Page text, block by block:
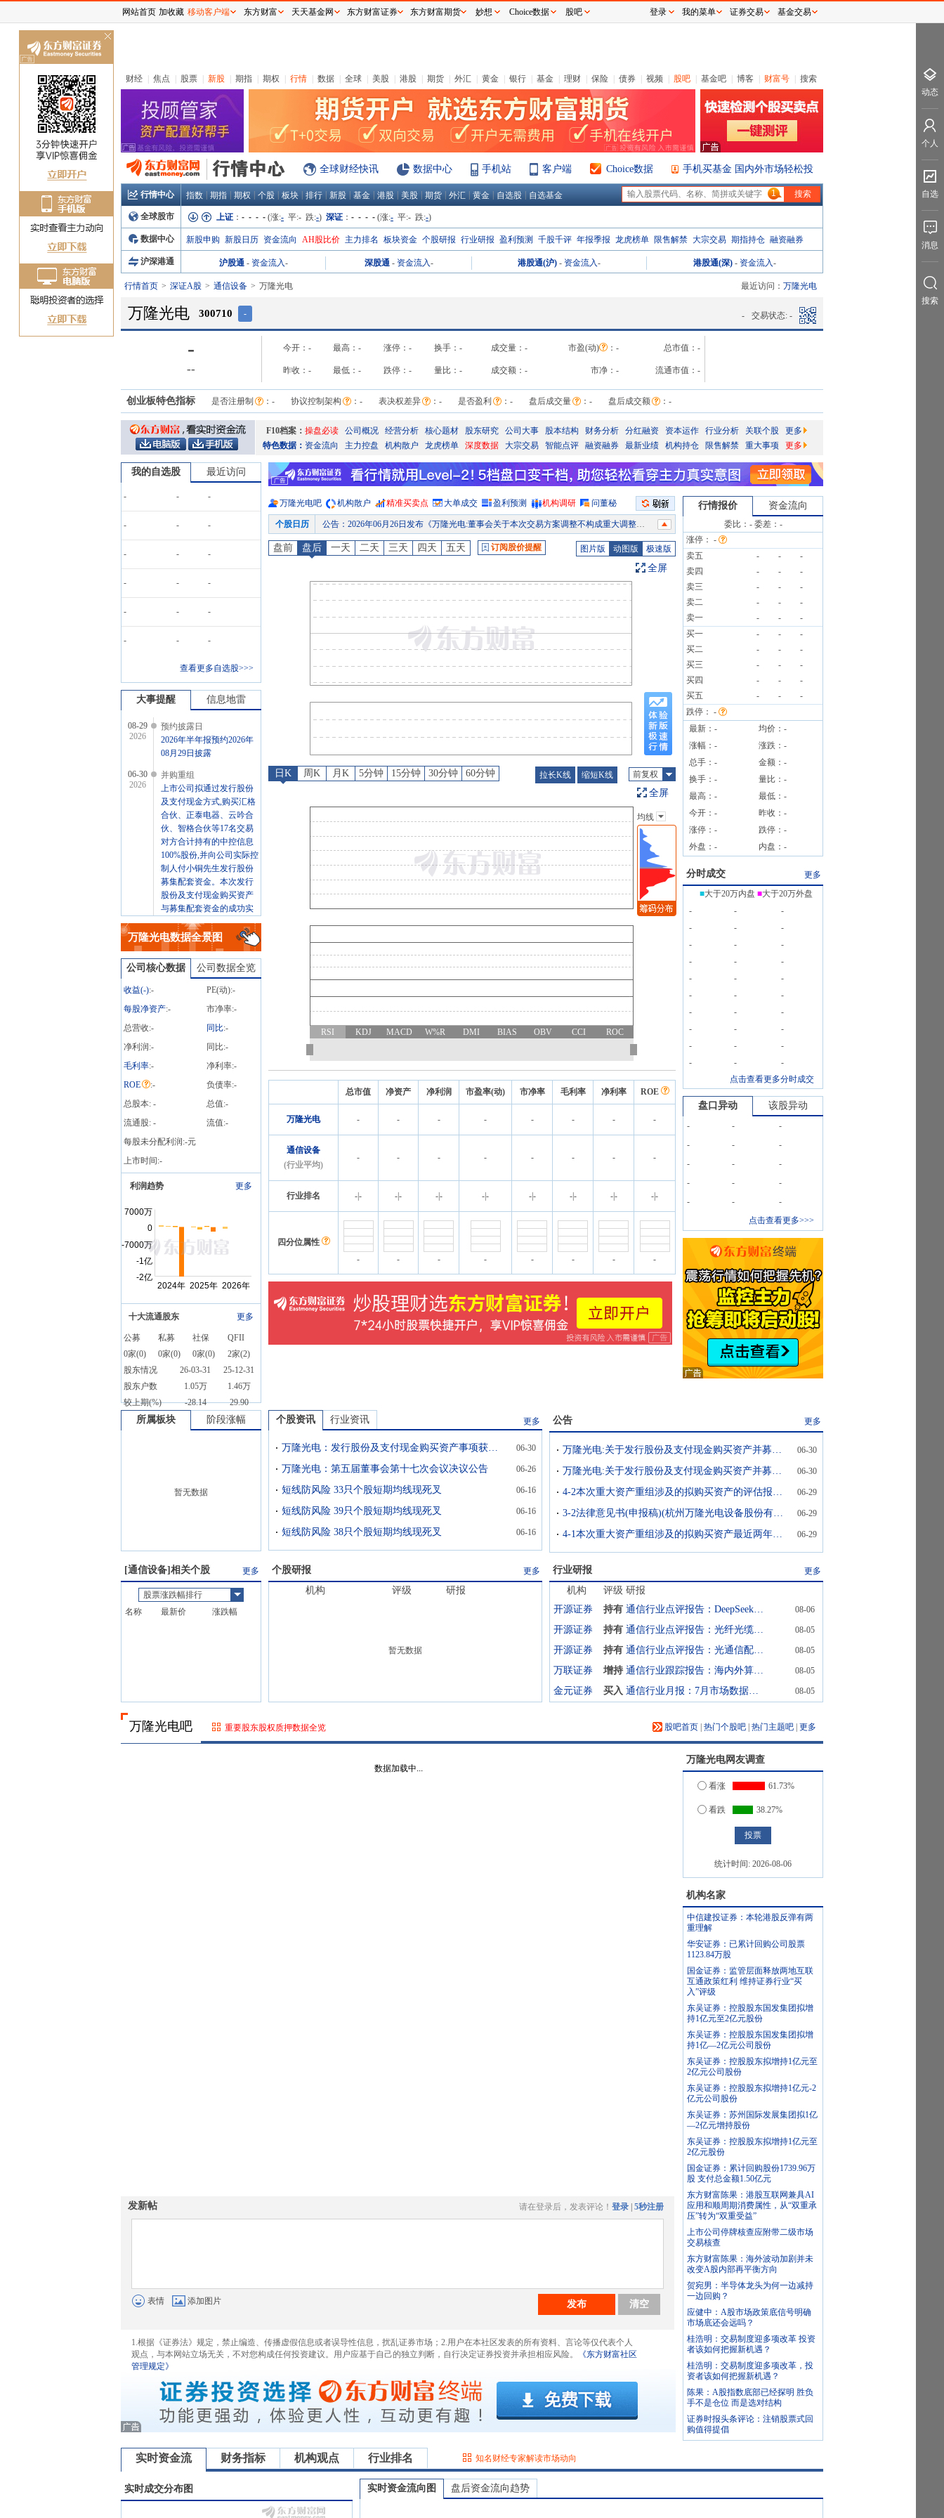
财经 焦点 股票 新股 期指 期权 行情 数据 全球 美股 港股 期货 外汇 黄金 银行 基金 理财 保险 债券 视频 股吧 基金吧 博客 财富号 搜索
全球财经快讯 数据中心 手机站 客户端 Choice数据 手机买基金 国内外市场轻松投
行情中心 指数 期指 期权 个股 板块 排行 新股 基金 港股 美股 期货 外汇 黄金 自选股 自选基金 1
全球股市 上证 ： - - - - (涨:- 平:- 跌:-) 深证 ： - - - - (涨:- 平:- 跌:-)
数据中心 新股申购 新股日历 资金流向 AH股比价 主力排名 板块资金 个股研报 行业研报 盈利预测 千股千评 年报季报 龙虎榜单 限售解禁 大宗交易 期指持仓 融资融券
沪深港通 沪股通 - 资金流入- 深股通 - 资金流入- 港股通(沪) - 资金流入- 港股通(深) - 资金流入-
行情首页 深证A股 通信设备 万隆光电 最近访问： 万隆光电
万隆光电 300710 - - 交易状态: -
-
--
今开： - 最高： - 涨停： - 换手： - 成交量： - 市盈(动) ： - 总市值： -
昨收： - 最低： - 跌停： - 量比： - 成交额： - 市净： - 流通市值： -
创业板特色指标 是否注册制 ： - 协议控制架构 ： - 表决权差异 ： - 是否盈利 ： - 盘后成交量 ： - 盘后成交额 ： -
F10档案： 操盘必读 公司概况 经营分析 核心题材 股东研究 公司大事 股本结构 财务分析 分红融资 资本运作 行业分析 关联个股
更多
特色数据： 资金流向 主力控盘 机构散户 龙虎榜单 深度数据 大宗交易 智能点评 融资融券 最新业绩 机构持仓 限售解禁 重大事项 更多
我的自选股 最近访问
- - -
- - -
- - -
- - -
- - -
- - -
查看更多自选股>>>
大事提醒 信息地雷
08-29
2026
预约披露日
2026年半年报预约2026年
08月29日披露
06-30
2026
并购重组
上市公司拟通过发行股份
及支付现金方式,购买汇格
合伙、正泰电器、云吟合
伙、智格合伙等17名交易
对方合计持有的中控信息
100%股份,并向公司实际控
制人付小铜先生发行股份
募集配套资金。本次发行
股份及支付现金购买资产
与募集配套资金的成功实
施互为前提,共同构成本次
交易不可分割的组成部分,
其中任何一项未获得所需
的批准或其他原因导致无
法付诸实施,则上述两项均
不实施;如因监管政策变化
情况导致本次募集配套资
金需予以调整,则公司亦将
根据相应要求进行调整。
06-30
隆光电:关于发行股份及支
付现金购买资产并募集配
套资金暨关联交易的申请
受理的公告》等2条公告
06-29
2026
本次重大资产重组涉及的
(申报稿)(杭州万隆光电设
备股份有限公司)》等5条公
万隆光电数据全景图
公司核心数据 公司数据全览
收益(-):- PE(动):-
每股净资产:- 市净率:-
总营收:- 同比:-
净利润:- 同比:-
毛利率:- 净利率:-
ROE
:- 负债率:-
总股本: - 总值:-
流通股: - 流值:-
每股未分配利润:-元
上市时间:-
利润趋势 更多
十大流通股东 更多
公募 私募 社保
QFII
0家(0) 0家(0) 0家(0) 2家(2)
股东情况
26-03-31
25-12-31
股东户数
1.05万
1.46万
较上期(%)
-28.14 29.90
万隆光电吧 机构散户 精准买卖点 大单成交 盈利预测 机构调研 问董秘
个股日历 公告 ： 2026年06月26日发布《万隆光电:董事会关于本次交易方案调整不构成重大调整的说明》等8条公告
股东大会：于2026-06-10召开2025年年度股东大会
2026年06月10日发布《万隆光电:北京国枫律师事务所关于杭州万隆光电设备股份有限公司发行股份及支付现金购买资产并募集配套资金相关人员买卖股票的专项核查意见》等5条公告
公告：2026年06月02日发布《万隆光电:关于对外担保的进展公告》
公告：2026年05月29日发布《万隆光电:董事会关于本次交易符合<上市公司证券发行注册管理办法>第十一条规定的说明》等55条公告
预约披露日：2026年半年报预约2026年08月29日披露
并购重组 ：上市公司拟通过发行股份及支付现金方式,购买汇格合伙、正泰电器、云吟合伙、智格合伙等17名交易对方合计持有的中控信息100%股份,并向公司实际控制人付小铜先生发行股份募集配套资金。本次发行股份及支付现金购买资产与募集配套资金的成功实施互为前提,共同构成本次交易不可分割的组成部分,其中任何一项未获得所需的批准或其他原因导致无法付诸实施,则上述两项均不实施;如因监管政策变化或发行核准文件的要求等情况导致本次募集配套资金需予以调整,则公司亦将根据相应要求进行调整。
公告：2026年06月29日发布《4-2本次重大资产重组涉及的拟购买资产的评估报告及评估说明，或者估值报告(申报稿)(杭州万隆光电设备股份有限公司)》等5条公告
盘前 盘后 一天 二天 三天 四天 五天 订阅股价提醒 图片版 动图版 极速版
全屏
日K 周K 月K 5分钟 15分钟 30分钟 60分钟 拉长K线 缩短K线 前复权
全屏
主图指标
均线
EXPMA
SAR
BBI
RSI KDJ MACD W%R DMI BIAS OBV CCI ROC
均线
总市值 净资产 净利润 市盈率(动) 市净率 毛利率 净利率 ROE
万隆光电 - - - - - - - -
通信设备
(行业平均)
- - - - - - - -
行业排名 -- -- -|- -- -|- -|- -|- --
四分位属性
-
- - - - - - -
行情报价 资金流向
委比： -委差： -
涨停： -
卖五
- -
-
卖四
- -
-
卖三
- -
-
卖二
- -
-
卖一
- -
-
买一
- -
-
买二
- -
-
买三
- -
-
买四
- -
-
买五
- -
-
跌停： -
最新： - 均价： -
涨幅： - 涨跌： -
总手： - 金额： -
换手： - 量比： -
最高： - 最低： -
今开： - 昨收： -
涨停： - 跌停： -
外盘： - 内盘： -
分时成交
更多
■大于20万内盘 ■大于20万外盘
-
-
-
-
-
-
-
-
-
-
-
-
-
-
-
-
-
-
-
-
-
-
-
-
-
-
-
-
-
-
点击查看更多分时成交
盘口异动 该股异动
- -
-
-
-
-
-
-
-
-
-
-
-
-
-
点击查看更多>>>
所属板块 阶段涨幅
暂无数据
个股资讯 行业资讯 更多
万隆光电：发行股份及支付现金购买资产事项获深交所受理 06-30
万隆光电：第五届董事会第十七次会议决议公告 06-26
短线防风险 33只个股短期均线现死叉 06-16
短线防风险 39只个股短期均线现死叉 06-16
短线防风险 38只个股短期均线现死叉 06-16
公告 更多
万隆光电:关于发行股份及支付现金购买资产并募集配套资金暨关联交易的申请文件获得深圳证券交易所受理的公告 06-30
万隆光电:关于发行股份及支付现金购买资产并募集配套资金暨关联交易报告书(草案)(申报稿)修订说明的公告 06-30
4-2本次重大资产重组涉及的拟购买资产的评估报告及评估说明，或者估值报告(申报稿)(杭州万隆光电设备股份有限公司) 06-29
3-2法律意见书(申报稿)(杭州万隆光电设备股份有限公司) 06-29
4-1本次重大资产重组涉及的拟购买资产最近两年及一期的财务报告和审计报告(确实无法提供的，应当说明原因及相关资产的财务状况和经营成果)(申报稿)(杭州万隆光电设备股份有限公司) 06-29
[通信设备]相关个股 更多
股票涨跌幅排行
名称
最新价 涨跌幅
个股研报 更多
机构 评级 研报
暂无数据
行业研报 更多
机构 评级 研报
开源证券
持有 通信行业点评报告：DeepSeek官宣涨价，国产Token链核心受益 08-06
开源证券 持有 通信行业点评报告：光纤光缆配置时点已至 08-05
开源证券 持有 通信行业点评报告：光通信配置时刻已至 08-05
万联证券 增持 通信行业跟踪报告：海内外算力投入形成共振，卫星互联网加速规模化部署 08-05
金元证券 买入 通信行业月报：7月市场数据及重点事件分析 08-05
万隆光电吧 重要股东股权质押数据全览 股吧首页 热门个股吧 热门主题吧 更多
发新帖 请在登录后，发表评论！ 登录 5秒注册
表情 添加图片 发布 清空
1.根据《证券法》规定，禁止编造、传播虚假信息或者误导性信息，扰乱证券市场；2.用户在本社区发表的所有资料、言论等仅代表个人
观点，与本网站立场无关，不对您构成任何投资建议。用户应基于自己的独立判断，自行决定证券投资并承担相应风险。
《东方财富社区
管理规定》
万隆光电网友调查
看涨 61.73%
看跌 38.27%
统计时间: 2026-08-06
机构名家
中信建投证券：本轮港股反弹有两
重理解
华安证券：已累计回购公司股票
1123.84万股
国金证券：监管层面释放两地互联
互通政策红利 维持证券行业“买
入”评级
东吴证券：控股股东国发集团拟增
持1亿元至2亿元股份
东吴证券：控股股东国发集团拟增
持1亿—2亿元公司股份
东吴证券：控股股东拟增持1亿元至
2亿元公司股份
东吴证券：控股股东拟增持1亿元-2
亿元公司股份
东吴证券：苏州国际发展集团拟1亿
—2亿元增持股份
东吴证券：控股股东拟增持1亿元至
2亿元股份
国金证券：累计回购股份1739.96万
股 支付总金额1.50亿元
东方财富陈果：港股互联网兼具AI
应用和顺周期消费属性，从“双重承
压”转为“双重受益”
上市公司停牌核查应附带二级市场
交易核查
东方财富陈果：海外波动加剧并未
改变A股内部再平衡方向
贺宛男：半导体龙头为何一边减持
一边回购？
应健中：A股市场政策底信号明确
市场底还会远吗？
桂浩明：交易制度迎多项改革 投资
者该如何把握新机遇？
桂浩明：交易制度迎多项改革，投
资者该如何把握新机遇？
陈果：A股指数底部已经探明 胜负
手不是仓位 而是选对结构
证券时报头条评论：注销股票式回
购值得提倡
实时资金流 财务指标 机构观点 行业排名 知名财经专家解读市场动向
实时成交分布图 实时资金流向图 盘后资金流向趋势
网站首页 加收藏 移动客户端 东方财富 天天基金网 东方财富证券 东方财富期货 妙想 Choice数据 股吧 登录 我的菜单 证券交易 基金交易
动态
个人
自选
消息
搜索